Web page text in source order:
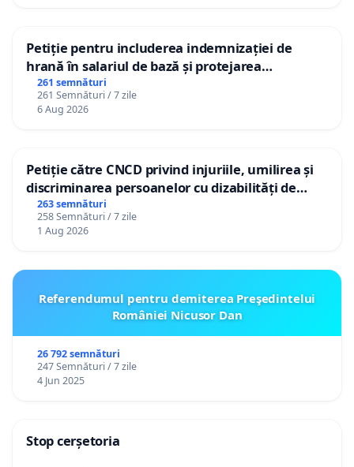
Petiție pentru includerea indemnizației de
hrană în salariul de bază și protejarea
gradațiilor de vechime pentru asistenții
personali
261 semnături
261 Semnături / 7 zile
6 Aug 2026
Petiție către CNCD privind injuriile, umilirea și
discriminarea persoanelor cu dizabilități de
către utilizatorul TikTok „Gorici”
263 semnături
258 Semnături / 7 zile
1 Aug 2026
Referendumul pentru demiterea Preşedintelui
României Nicusor Dan
26 792 semnături
247 Semnături / 7 zile
4 Jun 2025
Stop cerșetoria